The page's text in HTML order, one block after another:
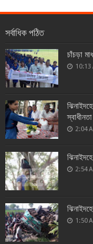
সর্বাধিক পঠিত
চাঁচড়া
10:13
2:04
2:54
1:50